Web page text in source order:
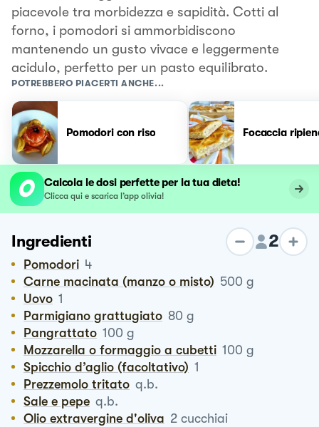
piacevole tra morbidezza e sapidità. Cotti al
forno, i pomodori si ammorbidiscono
mantenendo un gusto vivace e leggermente
acidulo, perfetto per un pasto equilibrato.
POTREBBERO PIACERTI ANCHE...
Pomodori con riso Focaccia
Calcola le dosi perfette per la tua dieta!
Clicca qui e scarica l’app olivia!
Ingredienti 2
Pomodori 4
Carne macinata (manzo o misto) 500 g
Uovo 1
Parmigiano grattugiato 80 g
Pangrattato 100 g
Mozzarella o formaggio a cubetti 100 g
Spicchio d’aglio (facoltativo) 1
Prezzemolo tritato q.b.
Sale e pepe q.b.
Olio extravergine d'oliva 2 cucchiai